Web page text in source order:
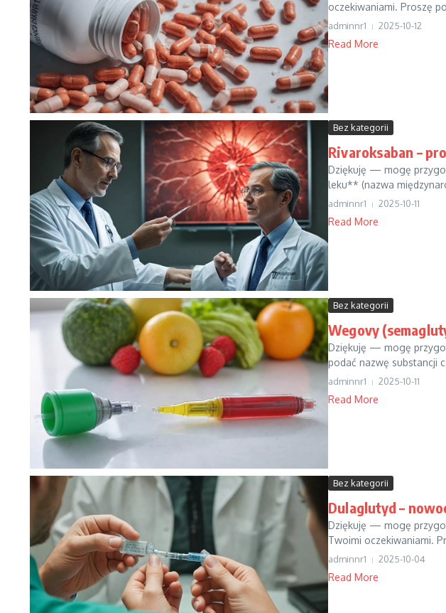
oczekiwaniami. Proszę
adminnr1 2025-10-12
Read More
Bez kategorii
Rivaroksaban –
Dziękuję — mogę
leku** (nazwa
adminnr1 2025-10-11
Read More
Bez kategorii
Wegovy
Dziękuję — mogę
podać nazwę substancji
adminnr1 2025-10-11
Read More
Bez kategorii
Dulaglutyd –
Dziękuję — mogę
Twoimi oczekiwaniami.
adminnr1 2025-10-04
Read More